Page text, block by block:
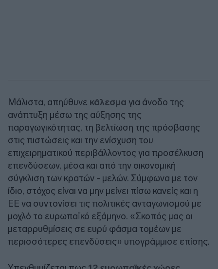
Μάλιστα, απηύθυνε κάλεσμα για άνοδο της
ανάπτυξη μέσω της αύξησης της
παραγωγικότητας, τη βελτίωση της πρόσβασης
στις πιστώσεις και την ενίσχυση του
επιχειρηματικού περιβάλλοντος για προσέλκυση
επενδύσεων, μέσα και από την οικονομική
σύγκλιση των κρατών - μελών. Σύμφωνα με τον
ίδιο, στόχος είναι να μην μείνει πίσω κανείς και η
ΕΕ να συντονίσει τις πολιτικές ανταγωνισμού με
μοχλό το ευρωπαϊκό εξάμηνο. «Σκοπός μας οι
μεταρρυθμίσεις σε ευρύ φάσμα τομέων με
περισσότερες επενδύσεις» υπογράμμισε επίσης.